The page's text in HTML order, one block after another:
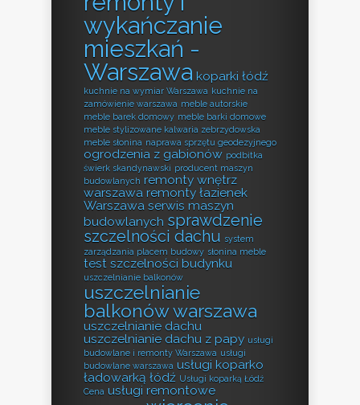
wykańczanie
mieszkań -
Warszawa koparki łódź
kuchnie na wymiar Warszawa kuchnie na
zamówienie warszawa meble autorskie
meble barek domowy meble barki domowe
meble stylizowane kalwaria zebrzydowska
meble słonina naprawa sprzętu geodezyjnego
ogrodzenia z gabionów podbitka
świerk skandynawski producent maszyn
budowlanych remonty wnętrz
warszawa remonty łazienek
Warszawa serwis maszyn
budowlanych sprawdzenie
szczelności dachu system
zarządzania placem budowy słonina meble
test szczelności budynku
uszczelnianie balkonów
uszczelnianie
balkonów warszawa
uszczelnianie dachu
uszczelnianie dachu z papy usługi
budowlane i remonty Warszawa usługi
budowlane warszawa usługi koparko
ładowarką łódź Usługi koparką Łódź
Cena usługi remontowe